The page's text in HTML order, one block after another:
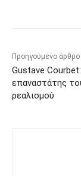
Προηγούμενο άρθρο
Gustave
επαναστάτης
ρεαλισμού